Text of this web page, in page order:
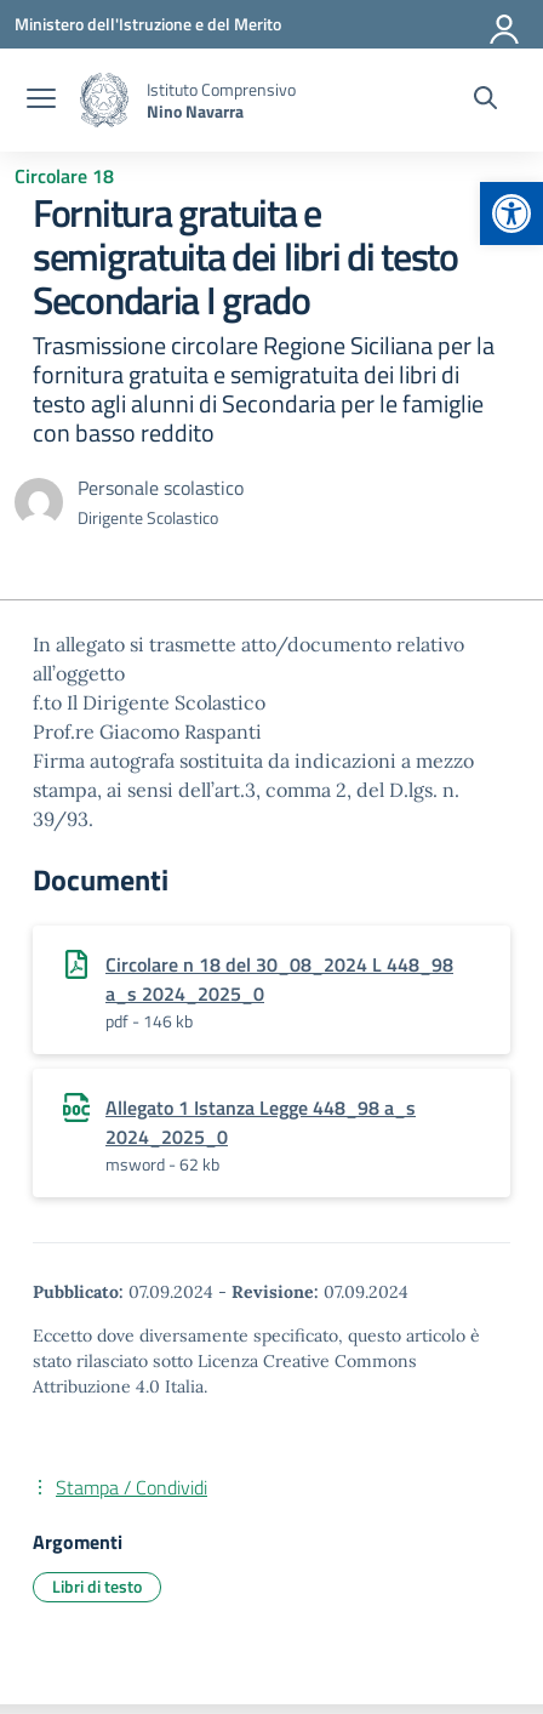
Vai ai contenuti
Vai al menu di navigazione
Vai al footer
Ministero dell'Istruzione e del Merito
Istituto Comprensivo
Nino Navarra
Circolare 18
Fornitura gratuita e
semigratuita dei libri di testo
Secondaria I grado
Trasmissione circolare Regione Siciliana per la
fornitura gratuita e semigratuita dei libri di
testo agli alunni di Secondaria per le famiglie
con basso reddito
Personale scolastico
Dirigente Scolastico
In allegato si trasmette atto/documento relativo
all’oggetto
f.to Il Dirigente Scolastico
Prof.re Giacomo Raspanti
Firma autografa sostituita da indicazioni a mezzo
stampa, ai sensi dell’art.3, comma 2, del D.lgs. n.
39/93.
Documenti
Circolare n 18 del 30_08_2024 L 448_98
a_s 2024_2025_0
pdf - 146 kb
Allegato 1 Istanza Legge 448_98 a_s
2024_2025_0
msword - 62 kb
Pubblicato: 07.09.2024 - Revisione: 07.09.2024
Eccetto dove diversamente specificato, questo articolo è
stato rilasciato sotto Licenza Creative Commons
Attribuzione 4.0 Italia.
Stampa / Condividi
Argomenti
Libri di testo